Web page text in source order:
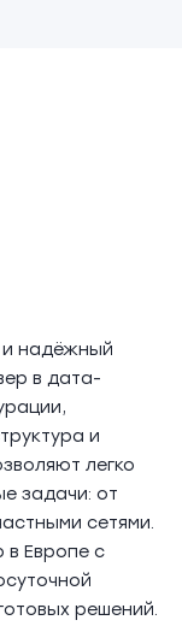
и надёжный
в дата-
и
легко
задачи: от
сетями.
в Европе с
решений.